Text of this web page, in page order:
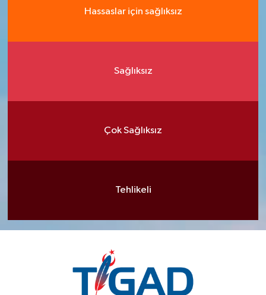
Hassaslar için sağlıksız
Sağlıksız
Çok Sağlıksız
Tehlikeli